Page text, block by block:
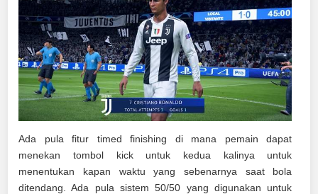
Ada pula fitur timed finishing di mana pemain dapat
menekan tombol kick untuk kedua kalinya untuk
menentukan kapan waktu yang sebenarnya saat bola
ditendang. Ada pula sistem 50/50 yang digunakan untuk